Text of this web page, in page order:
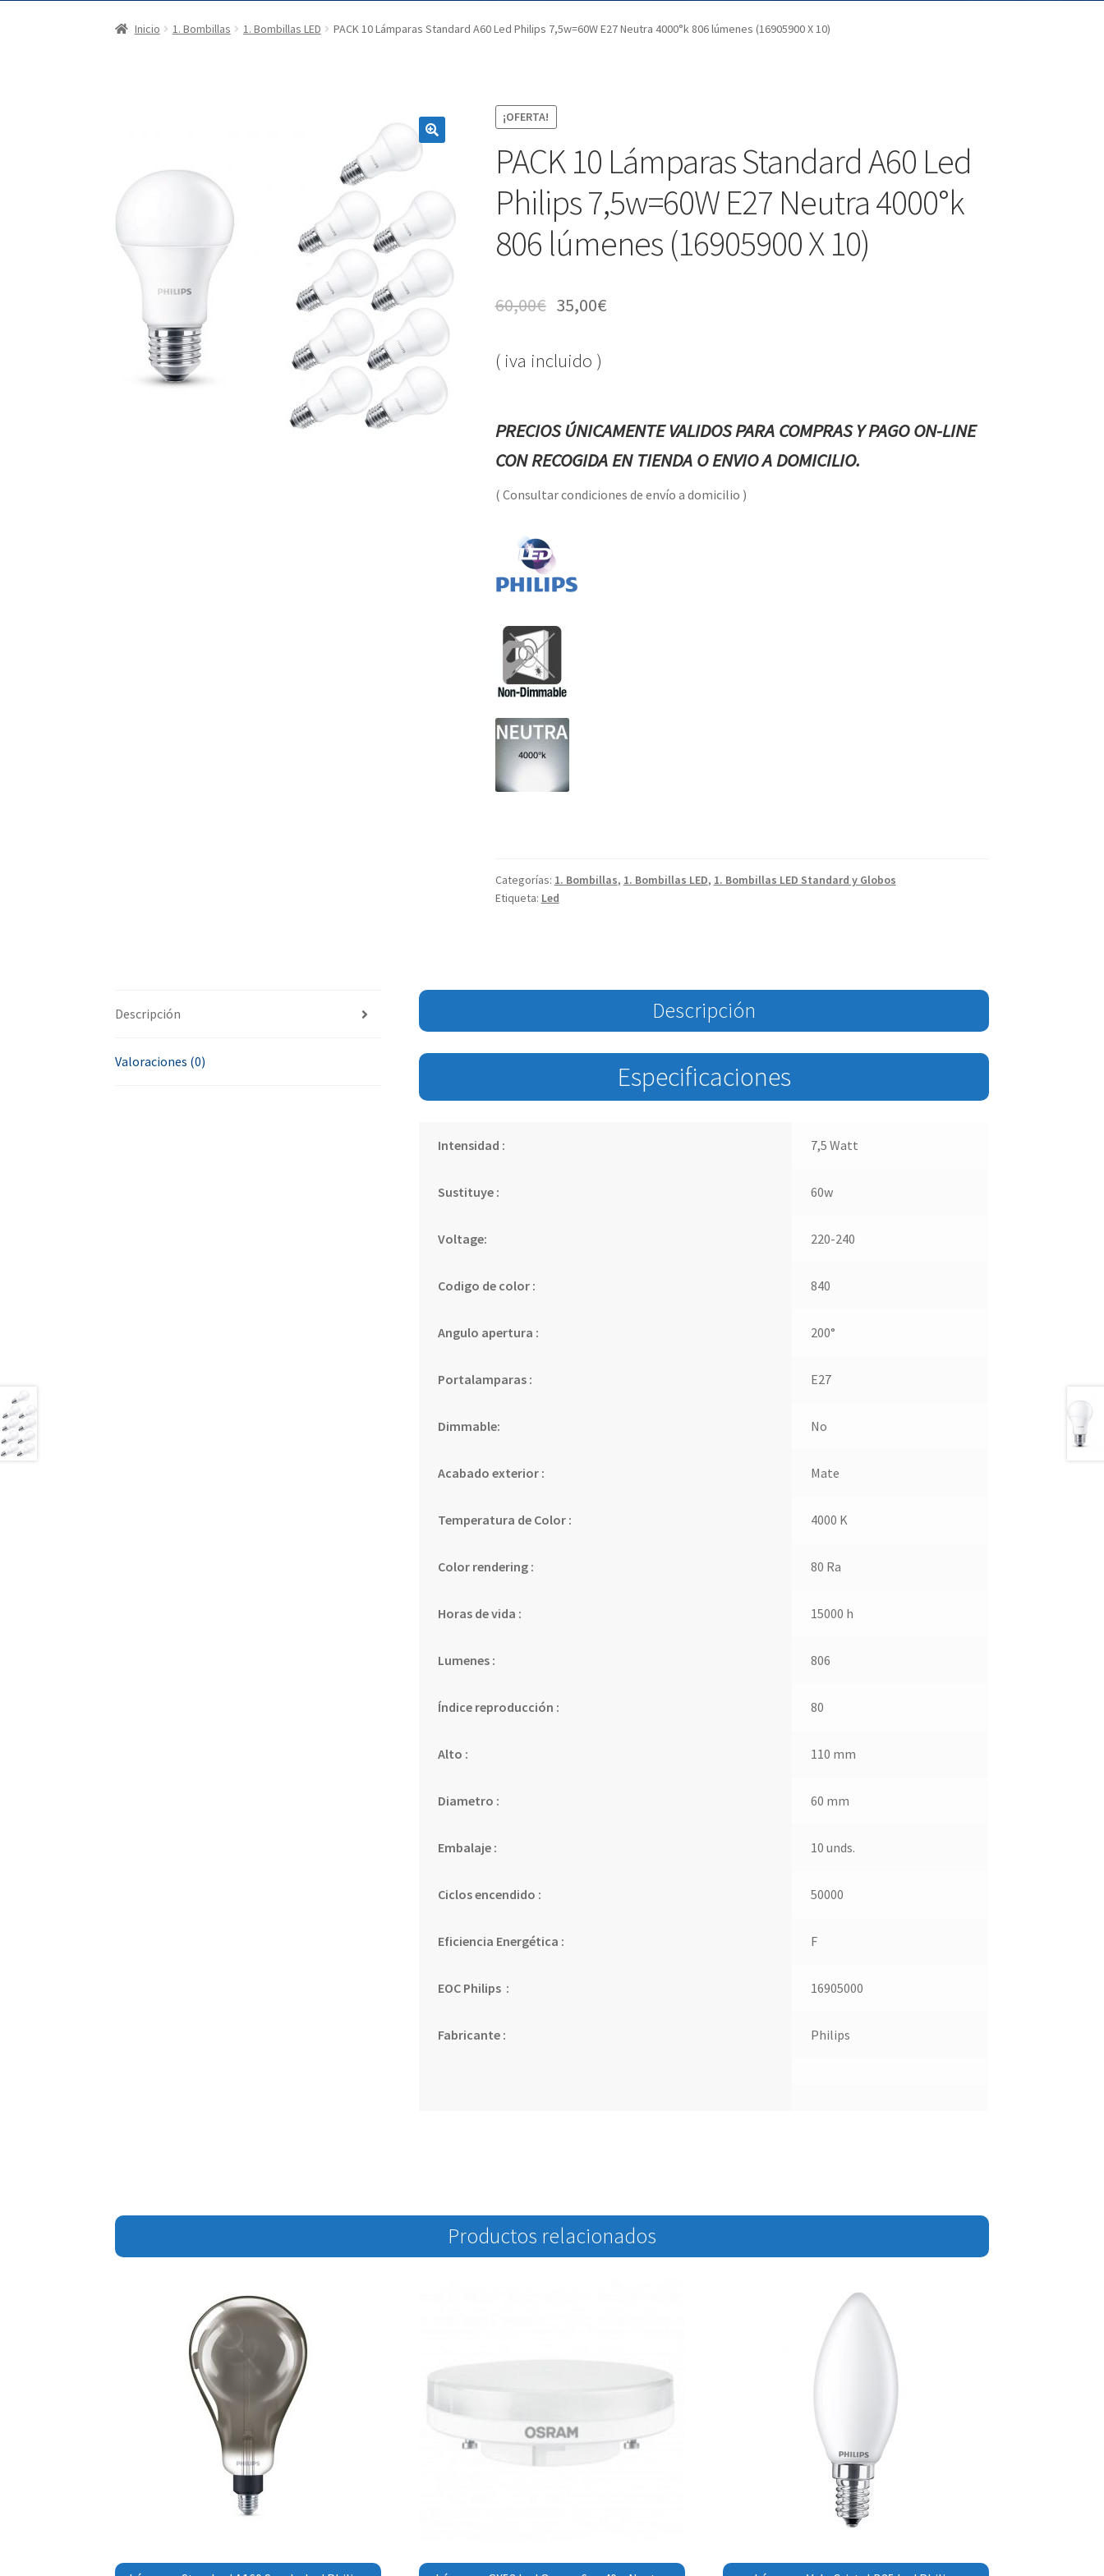
Inicio 1. Bombillas 1. Bombillas LED PACK 10 Lámparas Standard A60 Led Philips 7,5w=60W E27 Neutra 4000°k 806 lúmenes (16905900 X 10)
¡OFERTA!
PACK 10 Lámparas Standard A60 Led
Philips 7,5w=60W E27 Neutra 4000°k
806 lúmenes (16905900 X 10)
60,00€ 35,00€
( iva incluido )
PRECIOS ÚNICAMENTE VALIDOS PARA COMPRAS Y PAGO ON-LINE
CON RECOGIDA EN TIENDA O ENVIO A DOMICILIO.
( Consultar condiciones de envío a domicilio )
Categorías: 1. Bombillas, 1. Bombillas LED, 1. Bombillas LED Standard y Globos
Etiqueta: Led
Descripción
Valoraciones (0)
Descripción
Especificaciones
Intensidad : 7,5 Watt
Sustituye : 60w
Voltage: 220-240
Codigo de color : 840
Angulo apertura : 200°
Portalamparas : E27
Dimmable: No
Acabado exterior : Mate
Temperatura de Color : 4000 K
Color rendering : 80 Ra
Horas de vida : 15000 h
Lumenes : 806
Índice reproducción : 80
Alto : 110 mm
Diametro : 60 mm
Embalaje : 10 unds.
Ciclos encendido : 50000
Eficiencia Energética : F
EOC Philips : 16905000
Fabricante : Philips
Productos relacionados